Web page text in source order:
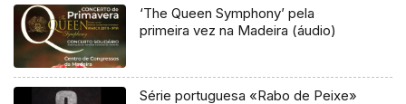
‘The Queen Symphony’ pela
primeira vez na Madeira (áudio)
Série portuguesa «Rabo de Peixe»